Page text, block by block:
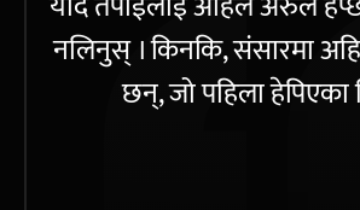
नलिनुस् । किनकि, संसारमा
छन्, जो पहिला हेपिएका